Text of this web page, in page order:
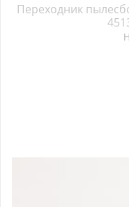
Переходник